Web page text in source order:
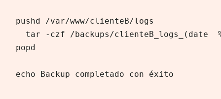
pushd /var/www/clienteB/logs
tar -czf /backups/clienteB_logs_(date
popd
echo Backup completado con éxito